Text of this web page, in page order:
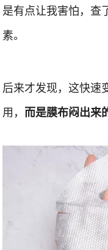
是有点让我害怕，查
素。
后来才发现，这快速
用， 而是膜布闷出来